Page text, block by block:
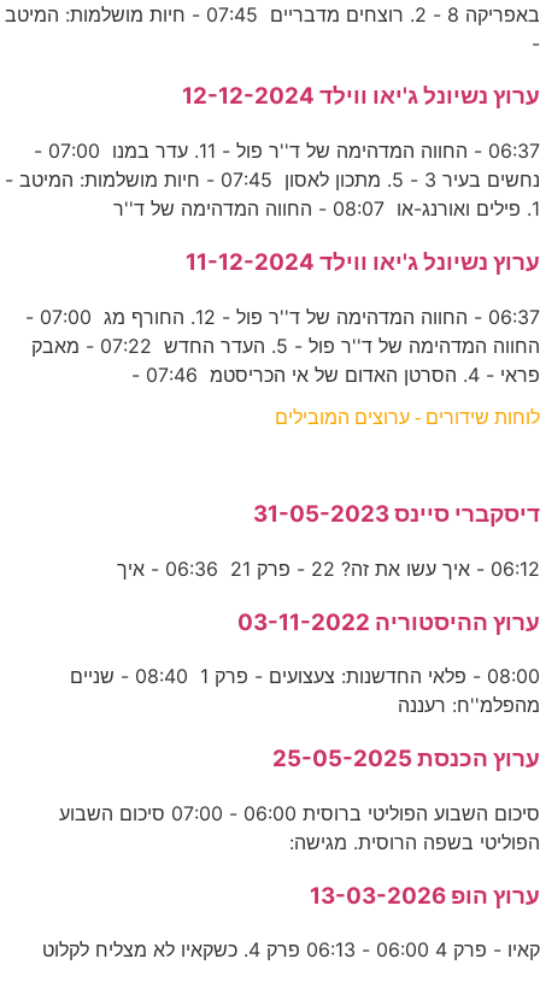
באפריקה 8 - 2. רוצחים מדבריים 07:45 - חיות מושלמות: המיטב
-
ערוץ נשיונל ג'יאו ווילד 12-12-2024
06:37 - החווה המדהימה של ד''ר פול - 11. עדר במנו 07:00 -
נחשים בעיר 3 - 5. מתכון לאסון 07:45 - חיות מושלמות: המיטב -
1. פילים ואורנג-או 08:07 - החווה המדהימה של ד''ר
ערוץ נשיונל ג'יאו ווילד 11-12-2024
06:37 - החווה המדהימה של ד''ר פול - 12. החורף מג 07:00 -
החווה המדהימה של ד''ר פול - 5. העדר החדש 07:22 - מאבק
פראי - 4. הסרטן האדום של אי הכריסטמ 07:46 -
לוחות שידורים - ערוצים המובילים
דיסקברי סיינס 31-05-2023
06:12 - איך עשו את זה? 22 - פרק 21 06:36 - איך
ערוץ ההיסטוריה 03-11-2022
08:00 - פלאי החדשנות: צעצועים - פרק 1 08:40 - שניים
מהפלמ''ח: רעננה
ערוץ הכנסת 25-05-2025
סיכום השבוע הפוליטי ברוסית 06:00 - 07:00 סיכום השבוע
הפוליטי בשפה הרוסית. מגישה:
ערוץ הופ 13-03-2026
קאיו - פרק 4 06:00 - 06:13 פרק 4. כשקאיו לא מצליח לקלוט